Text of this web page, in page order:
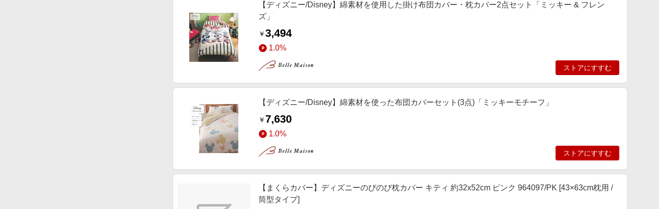
【ディズニー/Disney】綿素材を使用した掛け布団カバー・枕カバー2点セット「ミッキー & フレン
ズ」
￥3,494
1.0%
ストアにすすむ
【ディズニー/Disney】綿素材を使った布団カバーセット(3点)「ミッキーモチーフ」
￥ 7,630
1.0%
ストアにすすむ
【まくらカバー】ディズニーのびのび枕カバー キティ 約32x52cm ピンク 964097/PK [43×63cm枕用 /
筒型タイプ]